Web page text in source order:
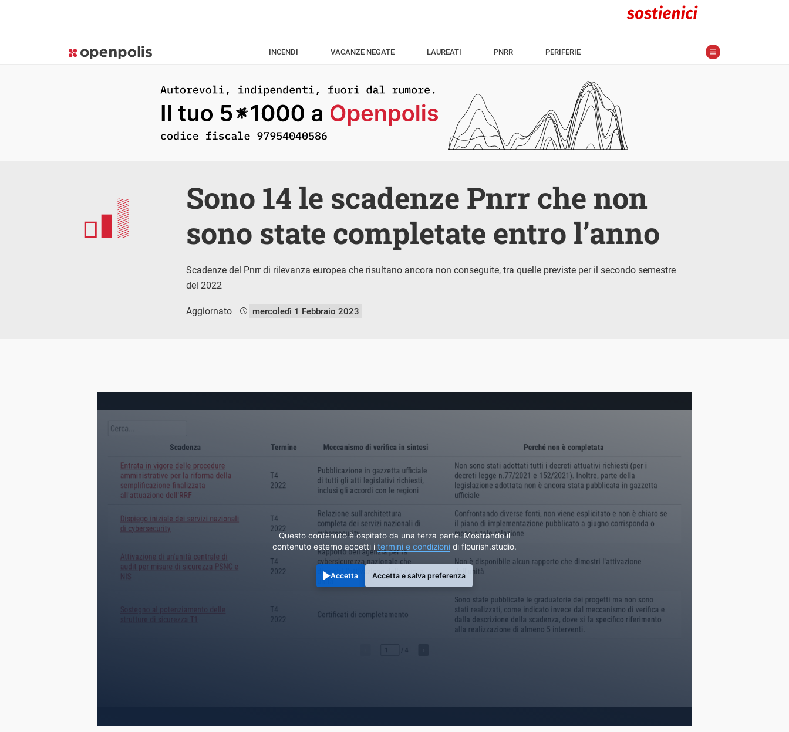
INCENDI VACANZE NEGATE LAUREATI PNRR PERIFERIE
Sono 14 le scadenze Pnrr che non
sono state completate entro l’anno
Scadenze del Pnrr di rilevanza europea che risultano ancora non conseguite, tra quelle previste per il secondo semestre
del 2022
Aggiornato mercoledì 1 Febbraio 2023
Questo contenuto è ospitato da una terza parte. Mostrando il
contenuto esterno accetti i termini e condizioni di flourish.studio.
Accetta Accetta e salva preferenza